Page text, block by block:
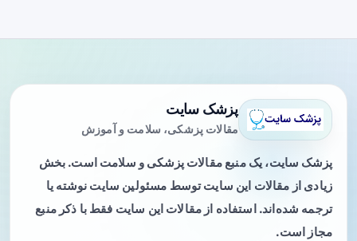
پزشک سایت
مقالات پزشکی، سلامت و آموزش
پزشک سایت، یک منبع مقالات پزشکی و سلامت است. بخش
زیادی از مقالات این سایت توسط مسئولین سایت نوشته یا
ترجمه شده‌اند. استفاده از مقالات این سایت فقط با ذکر منبع
مجاز است.